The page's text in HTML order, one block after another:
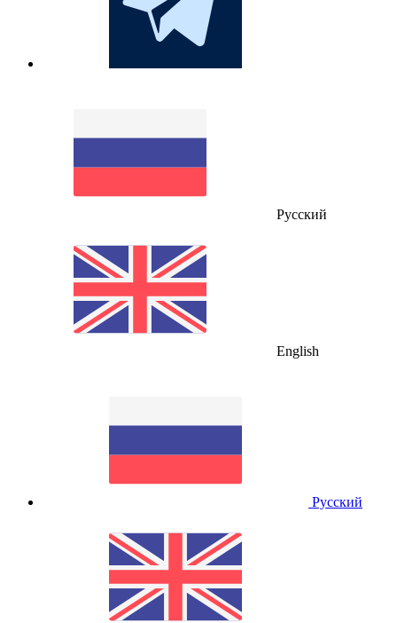
Русский
English
Русский